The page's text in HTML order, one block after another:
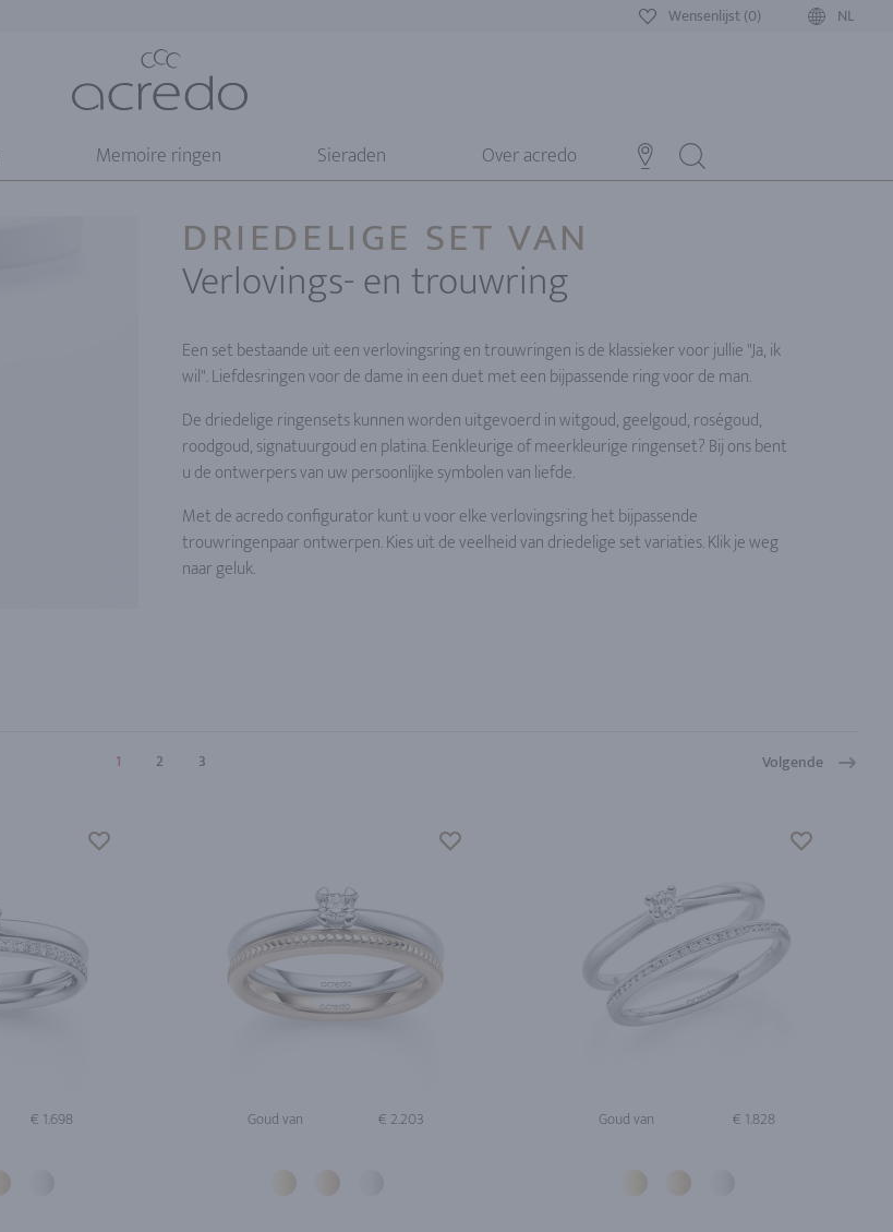
Wensenlijst (0) NL
Memoire ringen Sieraden Over acredo
DRIEDELIGE SET VAN
Verlovings- en trouwring
Een set bestaande uit een verlovingsring en trouwringen is de klassieker voor jullie "Ja, ik
wil". Liefdesringen voor de dame in een duet met een bijpassende ring voor de man.
De driedelige ringensets kunnen worden uitgevoerd in witgoud, geelgoud, roségoud,
roodgoud, signatuurgoud en platina. Eenkleurige of meerkleurige ringenset? Bij ons bent
u de ontwerpers van uw persoonlijke symbolen van liefde.
Met de acredo configurator kunt u voor elke verlovingsring het bijpassende
trouwringenpaar ontwerpen. Kies uit de veelheid van driedelige set variaties. Klik je weg
naar geluk.
1 2 3 Volgende
€ 1.698 Goud van € 2.203 Goud van € 1.828